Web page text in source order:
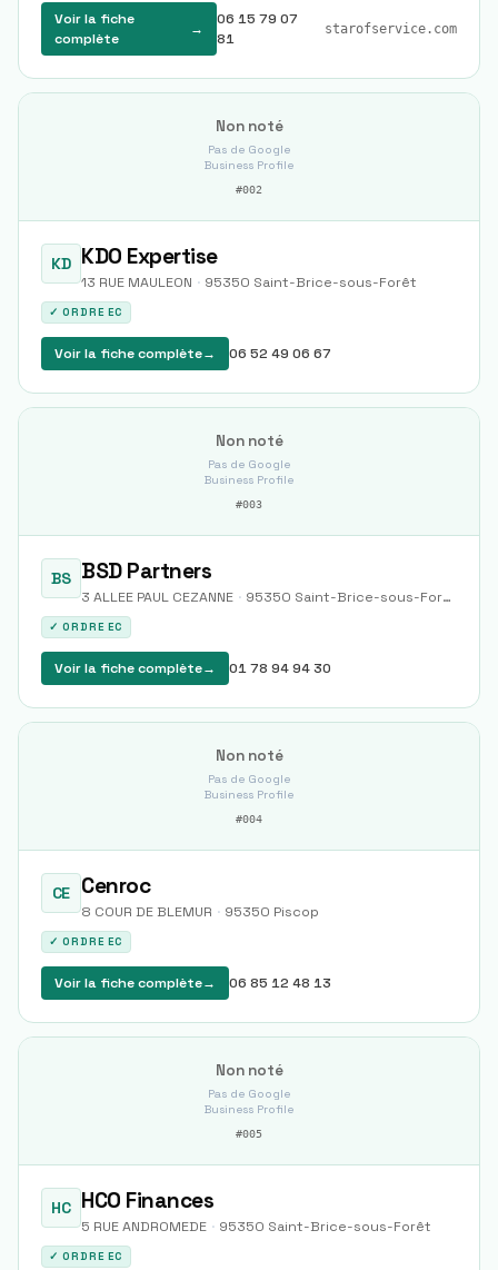
Voir la fiche
complète
→
06 15 79 07
81
starofservice.com
Non noté
Pas de Google
Business Profile
#002
KD KDO Expertise
13 RUE MAULEON · 95350 Saint-Brice-sous-Forêt
✓ ORDRE EC
Voir la fiche complète→ 06 52 49 06 67
Non noté
Pas de Google
Business Profile
#003
BS BSD Partners
3 ALLEE PAUL CEZANNE · 95350 Saint-Brice-sous-Forêt
✓ ORDRE EC
Voir la fiche complète→ 01 78 94 94 30
Non noté
Pas de Google
Business Profile
#004
CE Cenroc
8 COUR DE BLEMUR · 95350 Piscop
✓ ORDRE EC
Voir la fiche complète→ 06 85 12 48 13
Non noté
Pas de Google
Business Profile
#005
HC HCO Finances
5 RUE ANDROMEDE · 95350 Saint-Brice-sous-Forêt
✓ ORDRE EC